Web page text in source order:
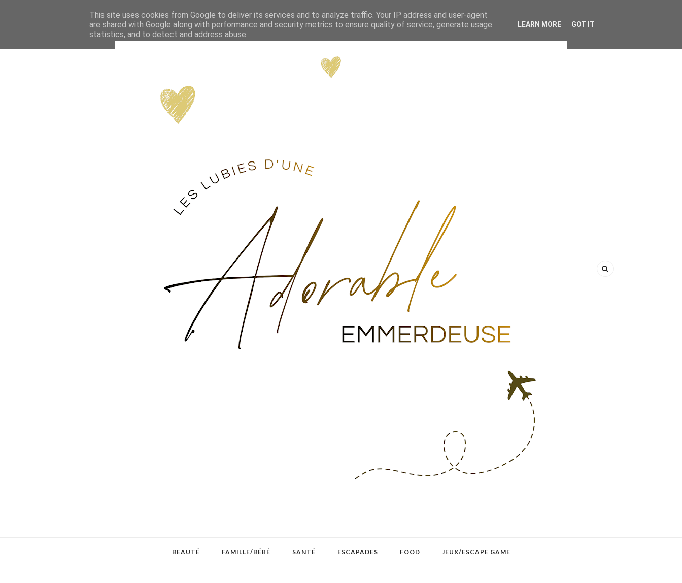
BEAUTÉ FAMILLE/BÉBÉ SANTÉ ESCAPADES FOOD JEUX/ESCAPE GAME
This site uses cookies from Google to deliver its services and to analyze traffic. Your IP address and user-agent
are shared with Google along with performance and security metrics to ensure quality of service, generate usage
statistics, and to detect and address abuse.
LEARN MORE GOT IT